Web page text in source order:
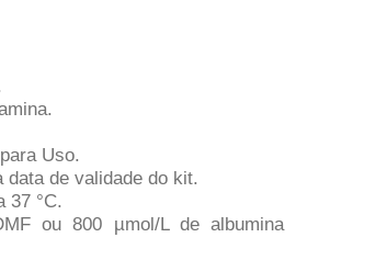
Uso.
data de validade do kit.
37 °C.
ou 800 µmol/L de albumina